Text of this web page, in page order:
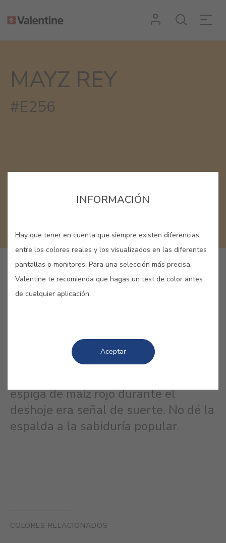
MAYZ REY
#E256
GUARDAR
espiga de maíz rojo durante el
deshoje era señal de suerte. No dé la
espalda a la sabiduría popular.
COLORES RELACIONADOS
INFORMACIÓN
Hay que tener en cuenta que siempre existen diferencias
entre los colores reales y los visualizados en las diferentes
pantallas o monitores. Para una selección más precisa,
Valentine te recomienda que hagas un test de color antes
de cualquier aplicación.
Aceptar